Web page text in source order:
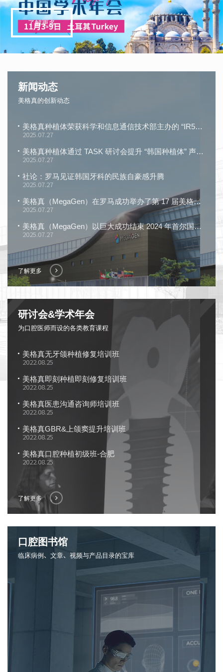
了解更多
新闻动态
美格真的创新动态
了解更多
美格真种植体荣获科学和信息通信技术部主办的 “IR52 张英实奖”
2025.07.27
美格真种植体通过 TASK 研讨会提升 “韩国种植体” 声誉！
2025.07.27
社论：罗马见证韩国牙科的民族自豪感升腾
2025.07.27
美格真（MegaGen）在罗马成功举办了第 17 届美格真国际研讨会
2025.07.27
美格真（MegaGen）以巨大成功结束 2024 年首尔国际牙科展览会（SIDEX），展示 “令人惊叹的解决方案”
2025.07.27
研讨会&学术年会
为口腔医师而设的各类教育课程
了解更多
美格真无牙颌种植修复培训班
2022.08.25
美格真即刻种植即刻修复培训班
2022.08.25
美格真医患沟通咨询师培训班
2022.08.25
美格真GBR&上颌窦提升培训班
2022.08.25
美格真口腔种植初级班-合肥
2022.08.25
口腔图书馆
临床病例、文章、视频与产品目录的宝库